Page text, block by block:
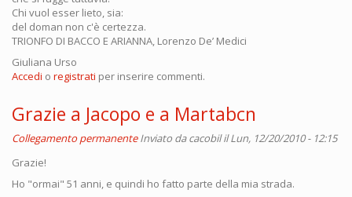
Chi vuol esser lieto, sia:
del doman non c'è certezza.
TRIONFO DI BACCO E ARIANNA, Lorenzo De’ Medici
Giuliana Urso
Accedi o registrati per inserire commenti.
Grazie a Jacopo e a Martabcn
Collegamento permanente Inviato dacacobilil Lun, 12/20/2010 - 12:15
Grazie!
Ho "ormai" 51 anni, e quindi ho fatto parte della mia strada.